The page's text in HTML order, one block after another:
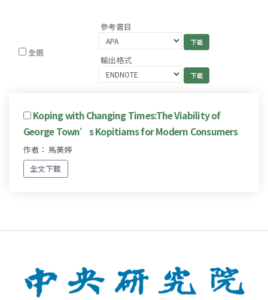
全選
參考書目
輸出格式
Koping with Changing Times:The Viability of
George Town’s Kopitiams for Modern Consumers
作者： 馬美婷
全文下載